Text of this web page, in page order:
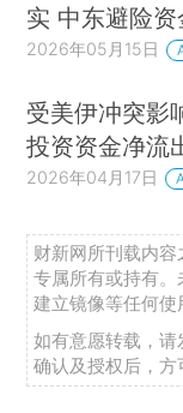
实 中东避险
2026年05月15日
受美伊冲突影
投资资金净流
2026年04月17日
财新网所刊载内
专属所有或持有
建立镜像等任何使
如有意愿转载，请
确认及授权后，方